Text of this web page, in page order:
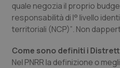
quale negozia il proprio
responsabilità di I° livello
territoriali (NCP)”. Non
Come sono definiti i
Nel PNRR la definizione o